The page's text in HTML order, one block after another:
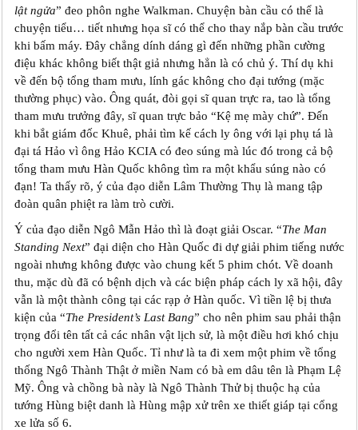
lật ngửa” đeo phôn nghe Walkman. Chuyện bàn cầu có thể là
chuyện tiểu… tiết nhưng họa sĩ có thể cho thay nắp bàn cầu trước
khi bấm máy. Đây chẳng dính dáng gì đến những phần cường
điệu khác không biết thật giả nhưng hẳn là có chủ ý. Thí dụ khi
về đến bộ tổng tham mưu, lính gác không cho đại tướng (mặc
thường phục) vào. Ông quát, đòi gọi sĩ quan trực ra, tao là tổng
tham mưu trưởng đây, sĩ quan trực bảo “Kệ mẹ mày chứ”. Đến
khi bắt giám đốc Khuê, phải tìm kế cách ly ông với lại phụ tá là
đại tá Hảo vì ông Hảo KCIA có đeo súng mà lúc đó trong cả bộ
tổng tham mưu Hàn Quốc không tìm ra một khẩu súng nào có
đạn! Ta thấy rõ, ý của đạo diễn Lâm Thường Thụ là mang tập
đoàn quân phiệt ra làm trò cười.
Ý của đạo diễn Ngô Mẫn Hảo thì là đoạt giải Oscar. “The Man
Standing Next” đại diện cho Hàn Quốc đi dự giải phim tiếng nước
ngoài nhưng không được vào chung kết 5 phim chót. Về doanh
thu, mặc dù đã có bệnh dịch và các biện pháp cách ly xã hội, đây
vẫn là một thành công tại các rạp ở Hàn quốc. Vì tiền lệ bị thưa
kiện của “The President’s Last Bang” cho nên phim sau phải thận
trọng đổi tên tất cả các nhân vật lịch sử, là một điều hơi khó chịu
cho người xem Hàn Quốc. Tỉ như là ta đi xem một phim về tổng
thống Ngô Thành Thật ở miền Nam có bà em dâu tên là Phạm Lệ
Mỹ. Ông và chồng bà này là Ngô Thành Thử bị thuộc hạ của
tướng Hùng biệt danh là Hùng mập xử trên xe thiết giáp tại cổng
xe lửa số 6.